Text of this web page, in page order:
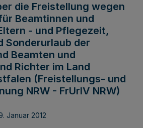
die Freistellung wegen
Beamtinnen und
- und Pflegezeit,
Sonderurlaub der
Beamten und
Richter im Land
(Freistellungs- und
NRW - FrUrlV NRW)
Januar 2012